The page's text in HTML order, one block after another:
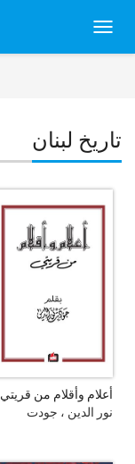
تاريخ لبنان
أعلام وأقلام من قريتي
نور الدين ، جودت